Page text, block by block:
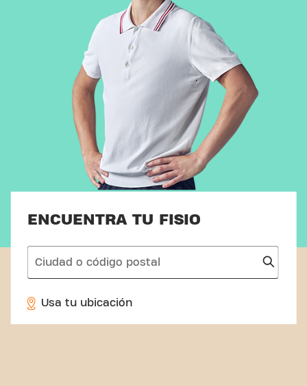
ENCUENTRA TU FISIO
search
Usa tu ubicación